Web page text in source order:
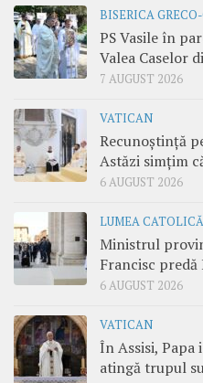
BISERICA
PS Vasile în
Valea Caselor
7 AUGUST 2026
VATICAN
Recunoștință
Astăzi simțim
6 AUGUST 2026
LUMEA CATOLICĂ
Ministrul
Francisc predă
6 AUGUST 2026
VATICAN
În Assisi,
atingă trupul